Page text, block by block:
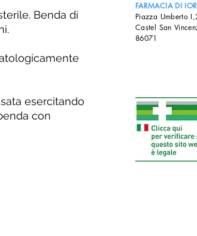
FARMACIA DI
Piazza Umberto
Castel San
86071
Benda di
esercitando
con